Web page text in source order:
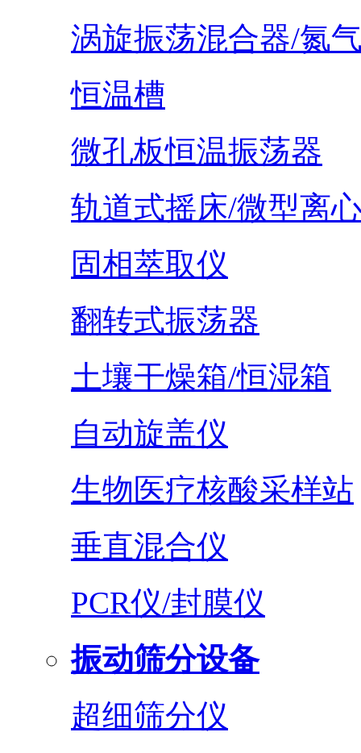
涡旋振荡混合器/氮
恒温槽
微孔板恒温振荡器
轨道式摇床/微型离
固相萃取仪
翻转式振荡器
土壤干燥箱/恒湿箱
自动旋盖仪
生物医疗核酸采样站
垂直混合仪
PCR仪/封膜仪
振动筛分设备
超细筛分仪